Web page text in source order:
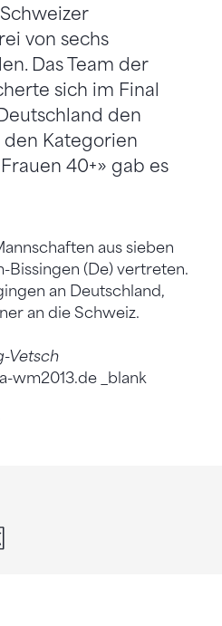
von sechs
Das Team der
sich im Final
den
Kategorien
40+» gab es
aus sieben
Bissingen (De) vertreten.
an Deutschland,
an die Schweiz.
Vetsch
wm2013.de _blank